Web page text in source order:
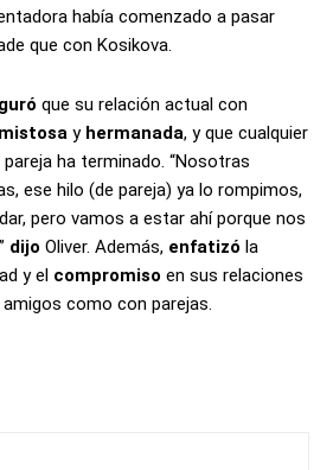
había comenzado a pasar
que con Kosikova.
que su relación actual con
y hermanada, y que cualquier
ha terminado. “Nosotras
ese hilo (de pareja) ya lo rompimos,
pero vamos a estar ahí porque nos
dijo Oliver. Además, enfatizó la
y el compromiso en sus relaciones
como con parejas.